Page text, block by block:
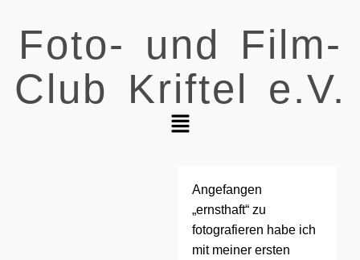
Foto- und Film-
Club Kriftel e.V.
Angefangen
„ernsthaft“ zu
fotografieren habe ich
mit meiner ersten